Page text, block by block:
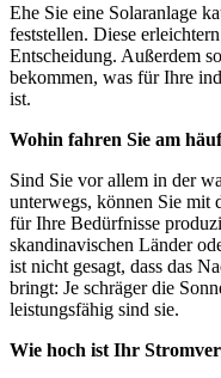
Ehe Sie eine Solaranlage
feststellen. Diese
Entscheidung. Außerdem
bekommen, was für Ihre
ist.
Wohin fahren Sie am
Sind Sie vor allem in der
unterwegs, können Sie mit
für Ihre Bedürfnisse
skandinavischen Länder
ist nicht gesagt, dass das
bringt: Je schräger die
leistungsfähig sind sie.
Wie hoch ist Ihr